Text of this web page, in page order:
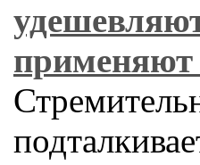
применяют